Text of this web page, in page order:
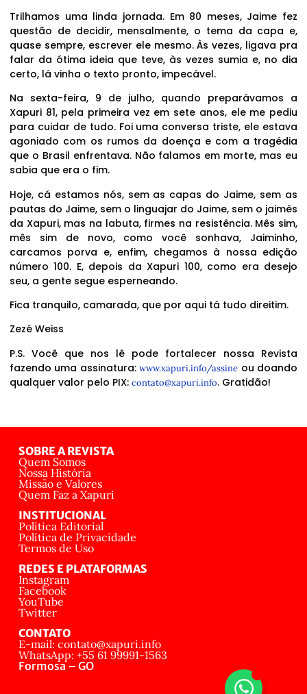
Trilhamos uma linda jornada. Em 80 meses, Jaime fez
questão de decidir, mensalmente, o tema da capa e,
quase sempre, escrever ele mesmo. Às vezes, ligava pra
falar da ótima ideia que teve, às vezes sumia e, no dia
certo, lá vinha o texto pronto, impecável.
Na sexta-feira, 9 de julho, quando preparávamos a
Xapuri 81, pela primeira vez em sete anos, ele me pediu
para cuidar de tudo. Foi uma conversa triste, ele estava
agoniado com os rumos da doença e com a tragédia
que o Brasil enfrentava. Não falamos em morte, mas eu
sabia que era o fim.
Hoje, cá estamos nós, sem as capas do Jaime, sem as
pautas do Jaime, sem o linguajar do Jaime, sem o jaimês
da Xapuri, mas na labuta, firmes na resistência. Mês sim,
mês sim de novo, como você sonhava, Jaiminho,
carcamos porva e, enfim, chegamos à nossa edição
número 100. E, depois da Xapuri 100, como era desejo
seu, a gente segue esperneando.
Fica tranquilo, camarada, que por aqui tá tudo direitim.
Zezé Weiss
P.S. Você que nos lê pode fortalecer nossa Revista
fazendo uma assinatura:www.xapuri.info/assine ou doando
qualquer valor pelo PIX: contato@xapuri.info. Gratidão!
SOBRE A REVISTA
Quem Somos
Nossa História
Missão e Valores
Quem Faz a Xapuri
INSTITUCIONAL
Política Editorial
Política de Privacidade
Termos de Uso
REDES E PLATAFORMAS
Instagram
Facebook
YouTube
Twitter
CONTATO
E-mail: contato@xapuri.info
WhatsApp: +55 61 99991-1563
Formosa – GO